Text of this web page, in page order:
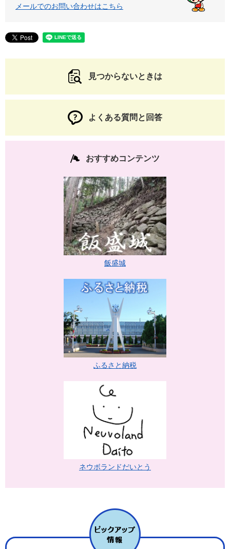
メールでのお問い合わせはこちら
見つからないときは
よくある質問と回答
おすすめコンテンツ
飯盛城
ふるさと納税
ネウボランドだいとう